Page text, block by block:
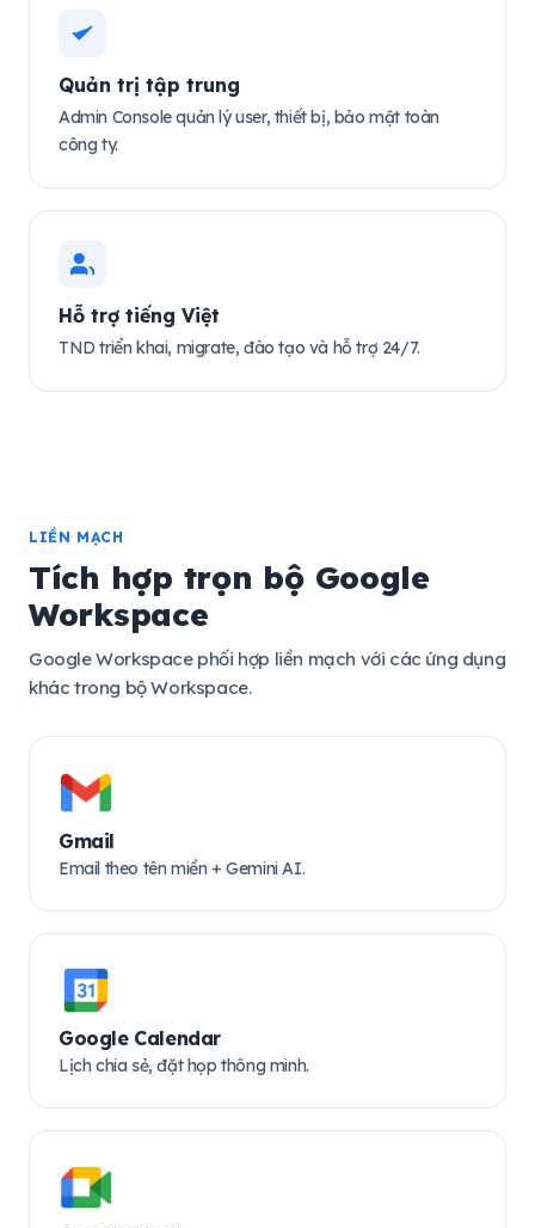
Quản trị tập trung
Admin Console quản lý user, thiết bị, bảo mật toàn
công ty.
Hỗ trợ tiếng Việt
TND triển khai, migrate, đào tạo và hỗ trợ 24/7.
LIỀN MẠCH
Tích hợp trọn bộ Google
Workspace
Google Workspace phối hợp liền mạch với các ứng dụng
khác trong bộ Workspace.
Gmail
Email theo tên miền + Gemini AI.
Google Calendar
Lịch chia sẻ, đặt họp thông minh.